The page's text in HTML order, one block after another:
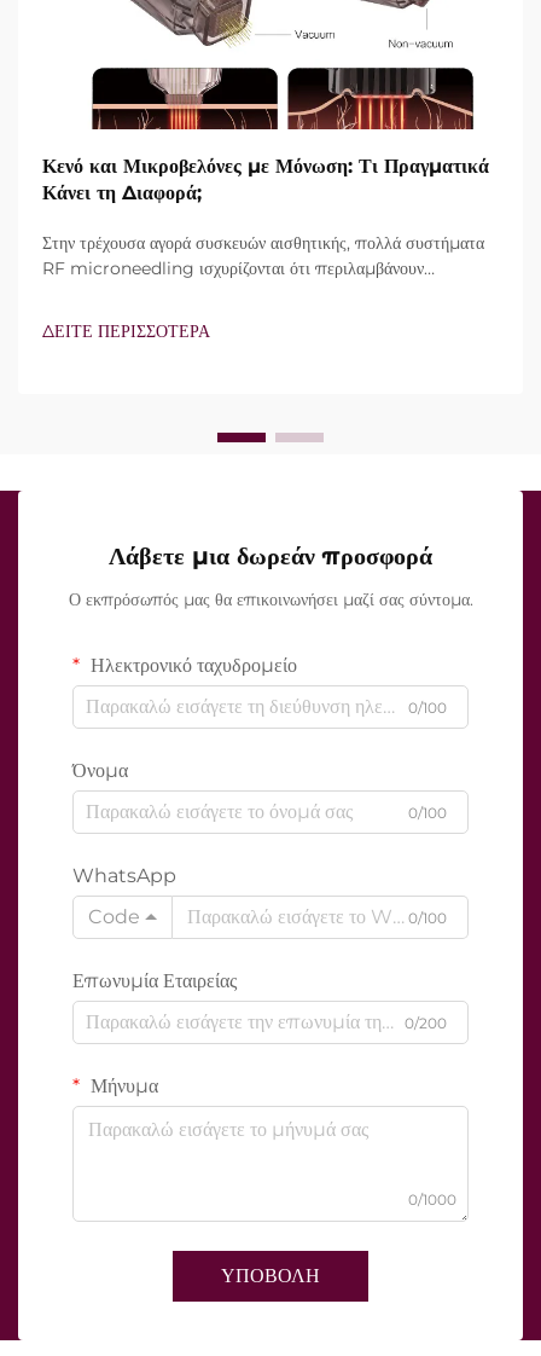
Κενό και Μικροβελόνες με Μόνωση: Τι Πραγματικά
Κάνει τη Διαφορά;
Στην τρέχουσα αγορά συσκευών αισθητικής, πολλά συστήματα
RF microneedling ισχυρίζονται ότι περιλαμβάνουν
χαρακτηριστικά υπάρχουν, αλλά πώς λειτουργούν ακριβώς κατά
ΔΕΙΤΕ ΠΕΡΙΣΣΟΤΕΡΑ
Λάβετε μια δωρεάν προσφορά
Ο εκπρόσωπός μας θα επικοινωνήσει μαζί σας σύντομα.
Ηλεκτρονικό ταχυδρομείο
0/100
Όνομα
0/100
WhatsApp
Code
0/100
Επωνυμία Εταιρείας
0/200
Μήνυμα
0/1000
ΥΠΟΒΟΛΗ